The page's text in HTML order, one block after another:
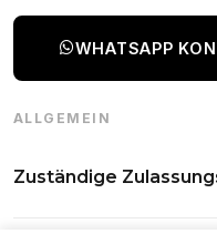
WHATSAPP
ALLGEMEIN
Zuständige